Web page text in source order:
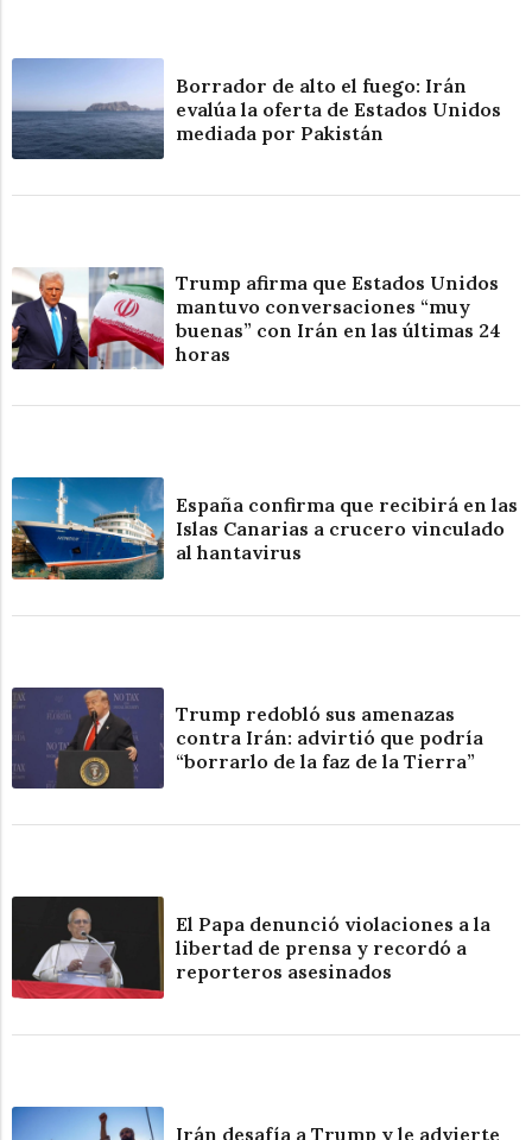
Borrador de alto el fuego: Irán
evalúa la oferta de Estados Unidos
mediada por Pakistán
Trump afirma que Estados Unidos
mantuvo conversaciones “muy
buenas” con Irán en las últimas 24
horas
España confirma que recibirá en las
Islas Canarias a crucero vinculado
al hantavirus
Trump redobló sus amenazas
contra Irán: advirtió que podría
“borrarlo de la faz de la Tierra”
El Papa denunció violaciones a la
libertad de prensa y recordó a
reporteros asesinados
Irán desafía a Trump y le advierte